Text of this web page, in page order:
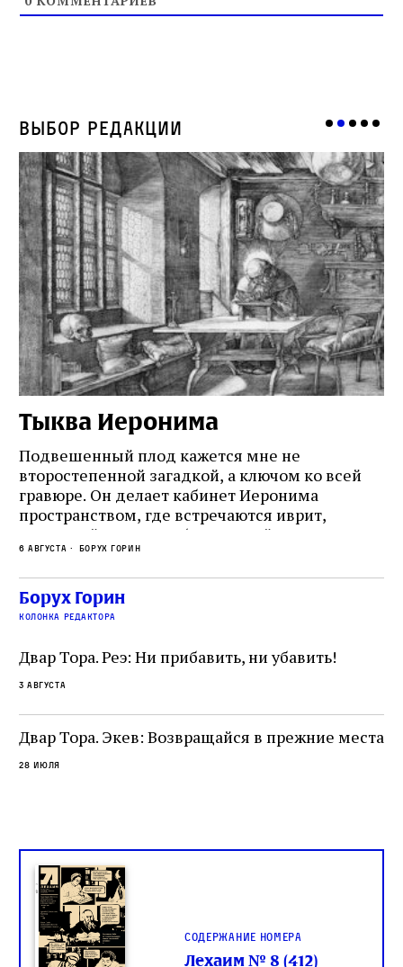
Выбор редакции
Тыква Иеронима
Подвешенный плод кажется мне не
второстепенной загадкой, а ключом ко всей
гравюре. Он делает кабинет Иеронима
пространством, где встречаются иврит,
греческий и латынь; буквальный смысл и
церковная традиция; филологическая
точность и понятность; переводчик,
убеждённый в необходимости исправления, и
читатель, воспринимающий исправление как
не просто покровитель переводчиков,
окружённый книгами. Перед нами человек,
одно решение которого вызвало возмущение
целой общины и стало частью многовекового
спора о том, кому принадлежит последнее
слово в переводе Библии
6 августа Борух Горин
Борух Горин
колонка редактора
Двар Тора. Реэ: Ни прибавить, ни убавить!
3 августа
Двар Тора. Экев: Возвращайся в прежние места
28 июля
Содержание номера
Лехаим № 8 (412)